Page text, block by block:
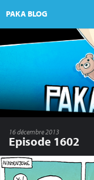
PAKA BLOG
16 décembre 2013
Episode 1602